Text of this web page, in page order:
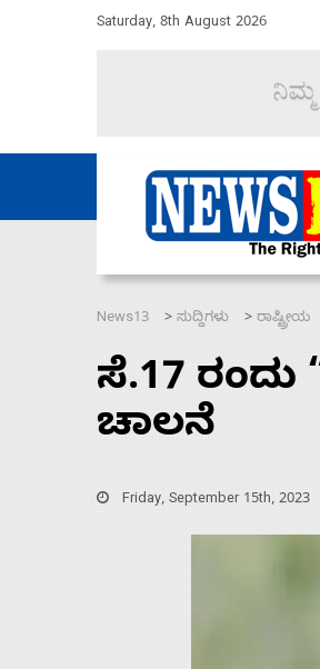
Saturday, 8th August 2026
ಮೂಲಕ 60 ಹಡಗುಗಳನ್ನು
News13 > ಸುದ್ದಿಗಳು > ರಾಷ್ಟ್ರೀಯ
ಸೆ.17
ಚಾಲನೆ
Friday, September 15th, 2023